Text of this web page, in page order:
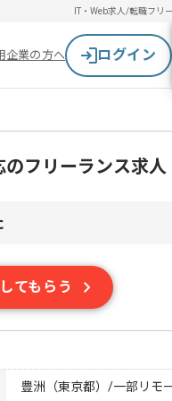
IT・Web求人/転職フリ
企業の方へ ログイン
のフリーランス求
てもらう
豊洲（東京都）/一部リモ